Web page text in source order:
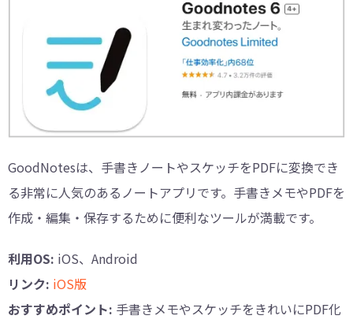
GoodNotesは、手書きノートやスケッチをPDFに変換でき
る非常に人気のあるノートアプリです。手書きメモやPDFを
作成・編集・保存するために便利なツールが満載です。
利用OS: iOS、Android
リンク: iOS版
おすすめポイント: 手書きメモやスケッチをきれいにPDF化